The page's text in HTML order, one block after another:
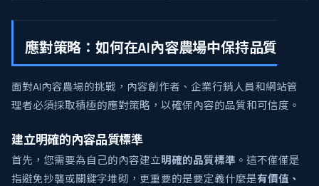
應對策略：如何在AI內容農場中保持品質
面對AI內容農場的挑戰，內容創作者、企業行銷人員和網站管
理者必須採取積極的應對策略，以確保內容的品質和可信度。
建立明確的內容品質標準
首先，您需要為自己的內容建立明確的品質標準 。這不僅僅是
指避免抄襲或關鍵字堆砌，更重要的是要定義什麼是有價值、